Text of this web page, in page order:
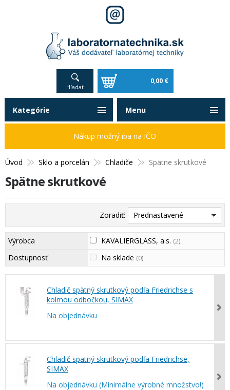
Hľadať
0,00 €
Úvod Sklo a porcelán Chladiče Spätne skrutkové
Spätne skrutkové
Zoradiť: Prednastavené
Výrobca KAVALIERGLASS, a.s. (2)
Dostupnosť Na sklade (0)
Chladič spätný skrutkový podľa Friedrichse s
kolmou odbočkou, SIMAX
Na objednávku
Chladič spätný skrutkový podľa Friedrichse,
SIMAX
Na objednávku (Minimálne výrobné množstvo!)
Kategórie
Nákup možný iba na IČO
Menu